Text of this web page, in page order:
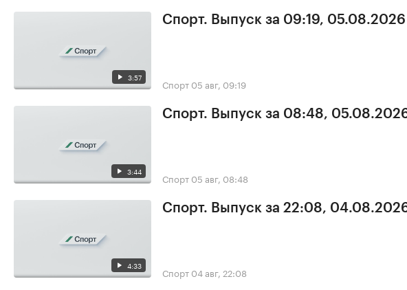
3:57
Спорт. Выпуск за 09:19, 05.08.2026
Спорт 05 авг, 09:19
3:44
Спорт. Выпуск за 08:48,
Спорт 05 авг, 08:48
4:33
Спорт. Выпуск за 22:08,
Спорт 04 авг, 22:08